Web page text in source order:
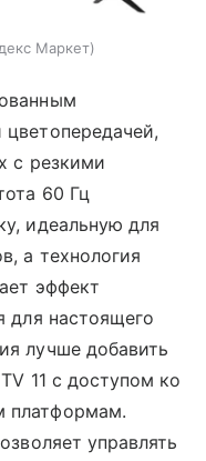
Маркет
с резкими
60 Гц
идеальную для
а технология
эффект
для настоящего
лучше добавить
11 с доступом ко
платформам.
управлять